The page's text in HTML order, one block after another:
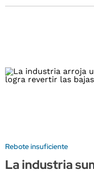
Rebote insuficiente
La industria